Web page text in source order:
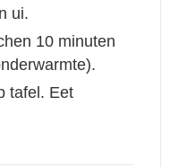
ui.
10 minuten
tafel. Eet